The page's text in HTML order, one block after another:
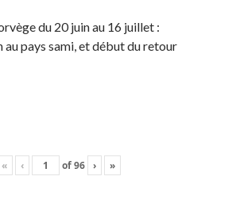
du 20 juin au 16 juillet :
au pays sami, et début du retour
« ‹ of96 › »